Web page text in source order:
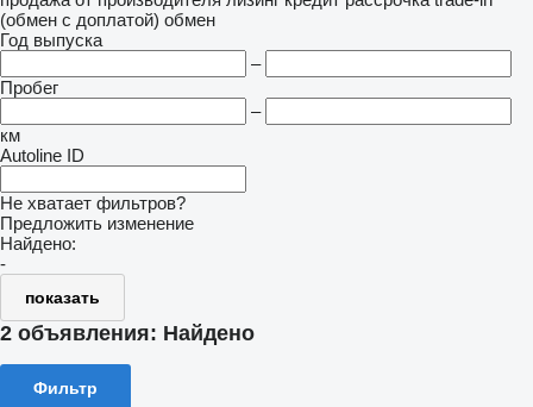
(обмен с доплатой) обмен
Год выпуска
–
Пробег
–
км
Autoline ID
Не хватает фильтров?
Предложить изменение
Найдено:
-
показать
2 объявления: Найдено
Фильтр